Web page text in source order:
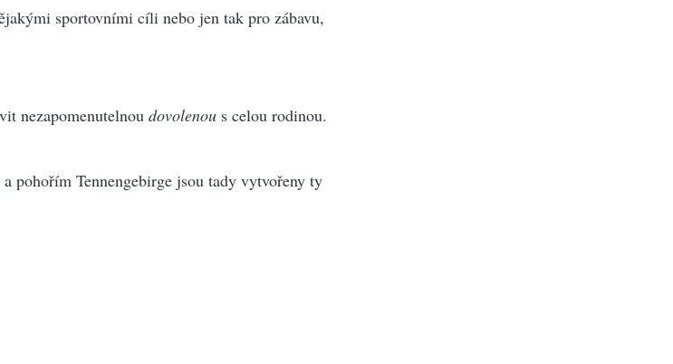
sportovními cíli nebo jen tak pro zábavu,
nezapomenutelnoudovolenou s celou rodinou.
pohořím Tennengebirge jsou tady vytvořeny ty